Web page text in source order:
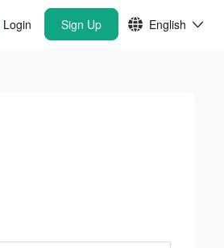
Login Sign Up English